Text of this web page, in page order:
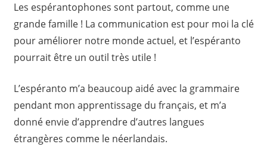
Les espérantophones sont partout, comme une
grande famille ! La communication est pour moi la clé
pour améliorer notre monde actuel, et l’espéranto
pourrait être un outil très utile !
L’espéranto m’a beaucoup aidé avec la grammaire
pendant mon apprentissage du français, et m’a
donné envie d’apprendre d’autres langues
étrangères comme le néerlandais.